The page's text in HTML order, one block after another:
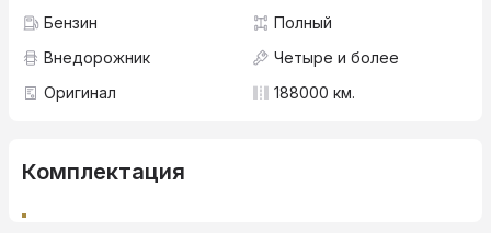
Бензин
Полный
Внедорожник
Четыре и более
Оригинал
188000 км.
Комплектация